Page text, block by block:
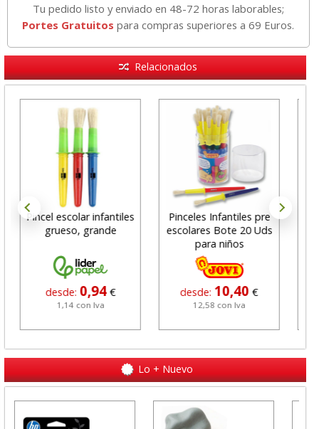
Tu pedido listo y enviado en 48-72 horas laborables;
Portes Gratuitos para compras superiores a 69 Euros.
Relacionados
Pincel escolar infantiles
grueso, grande
desde:0,94 €
1,14 con Iva
Pinceles Infantiles pre
escolares Bote 20 Uds
para niños
desde:10,40 €
12,58 con Iva
Lo + Nuevo